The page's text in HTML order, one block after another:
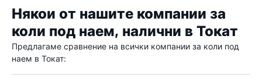
Някои от нашите компании за
коли под наем, налични в Токат
Предлагаме сравнение на всички компании за коли под
наем в Токат: